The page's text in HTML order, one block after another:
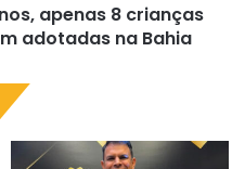
apenas 8 crianças
adotadas na Bahia